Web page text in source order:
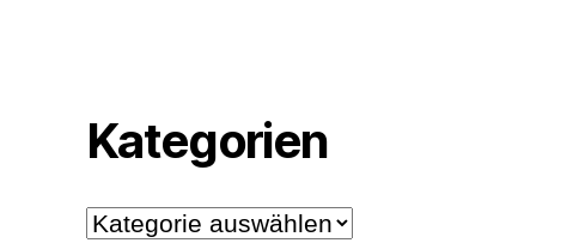
Kategorien
Kategorien